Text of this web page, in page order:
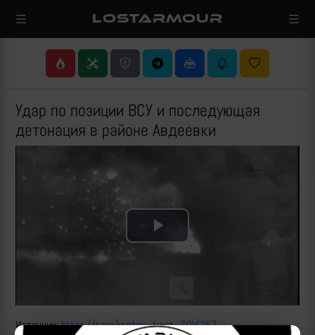
LOSTARMOUR
Удар по позиции ВСУ и последующая
детонация в районе Авдеевки
Play
Источник:https://t.me/yuzhny_front_ZOV/267